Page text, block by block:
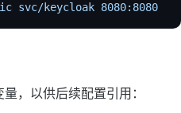
svc/keycloak 8080:8080
，以供后续配置引用：